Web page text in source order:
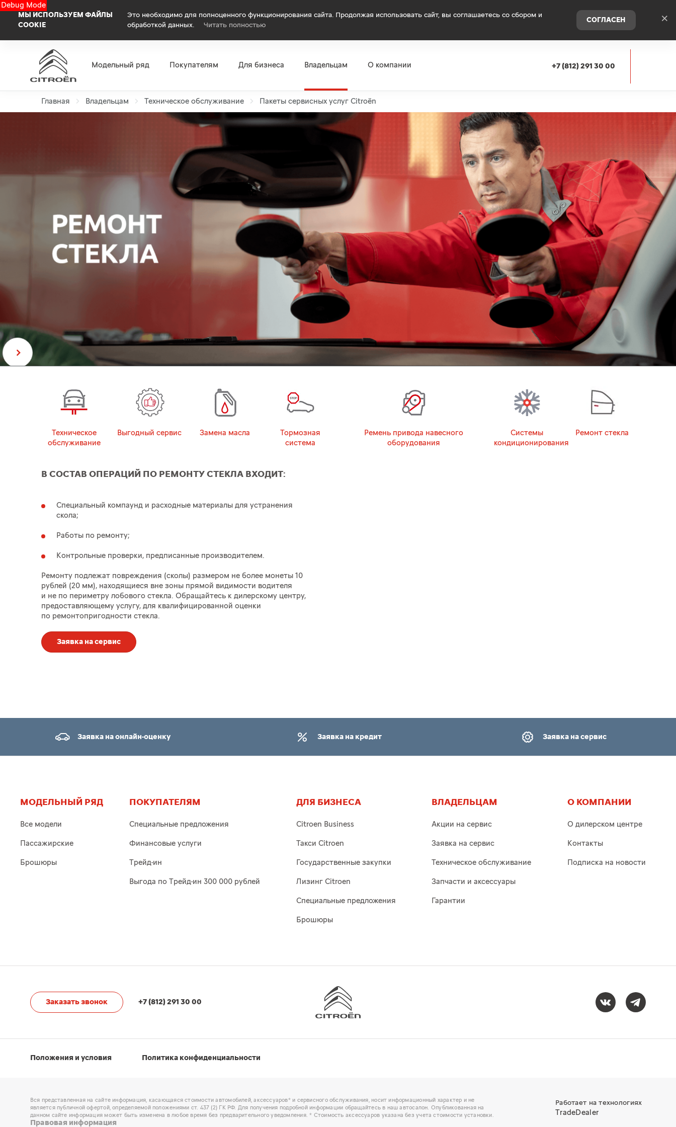
Debug Mode
МЫ ИСПОЛЬЗУЕМ ФАЙЛЫ
COOKIE
Это необходимо для полноценного функционирования сайта. Продолжая использовать сайт, вы соглашаетесь со сбором и
обработкой данных.
Читать полностью
СОГЛАСЕН ×
Модельный ряд Покупателям Для бизнеса Владельцам О компании +7 (812) 291 30 00
Главная Владельцам Техническое обслуживание Пакеты сервисных услуг Citroёn
Техническое
обслуживание
Выгодный сервис Замена масла
Тормозная
система
Ремень привода навесного
оборудования
Системы
кондиционирования
Ремонт стекла
В СОСТАВ ОПЕРАЦИЙ ПО РЕМОНТУ СТЕКЛА ВХОДИТ:
Специальный компаунд и расходные материалы для устранения
скола;
Работы по ремонту;
Контрольные проверки, предписанные производителем.
Ремонту подлежат повреждения (сколы) размером не более монеты 10
рублей (20 мм), находящиеся вне зоны прямой видимости водителя
и не по периметру лобового стекла. Обращайтесь к дилерскому центру,
предоставляющему услугу, для квалифицированной оценки
по ремонтопригодности стекла.
Заявка на сервис
Заявка на онлайн-оценку Заявка на кредит Заявка на сервис
МОДЕЛЬНЫЙ РЯД
Все модели
Пассажирские
Брошюры
ПОКУПАТЕЛЯМ
Специальные предложения
Финансовые услуги
Трейд-ин
Выгода по Трейд-ин 300 000 рублей
ДЛЯ БИЗНЕСА
Citroen Business
Такси Citroen
Государственные закупки
Лизинг Citroen
Специальные предложения
Брошюры
ВЛАДЕЛЬЦАМ
Акции на сервис
Заявка на сервис
Техническое обслуживание
Запчасти и аксессуары
Гарантии
О КОМПАНИИ
О дилерском центре
Контакты
Подписка на новости
+7 (812) 291 30 00
Заказать звонок
Положения и условия Политика конфиденциальности
Вся представленная на сайте информация, касающаяся стоимости автомобилей, аксессуаров* и сервисного обслуживания, носит информационный характер и не
является публичной офертой, определяемой положениями ст. 437 (2) ГК РФ. Для получения подробной информации обращайтесь в наш автосалон. Опубликованная на
данном сайте информация может быть изменена в любое время без предварительного уведомления. * Стоимость аксессуаров указана без учета стоимости установки.
Правовая информация
Работает на технологиях
TradeDealer